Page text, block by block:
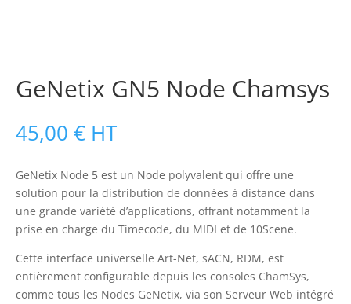
GeNetix GN5 Node Chamsys
45,00 € HT
GeNetix Node 5 est un Node polyvalent qui offre une
solution pour la distribution de données à distance dans
une grande variété d’applications, offrant notamment la
prise en charge du Timecode, du MIDI et de 10Scene.
Cette interface universelle Art-Net, sACN, RDM, est
entièrement configurable depuis les consoles ChamSys,
comme tous les Nodes GeNetix, via son Serveur Web intégré